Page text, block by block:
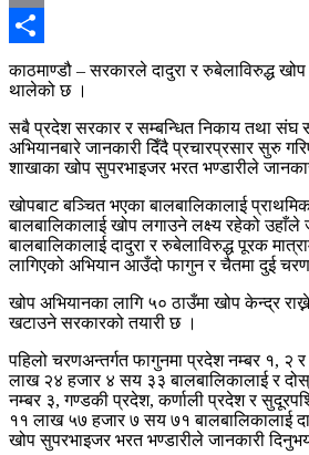
Email
काठमाण्डौ – सरकारले दादुरा र रुबेलाविरुद्ध
थालेको छ ।
सबै प्रदेश सरकार र सम्बन्धित निकाय तथा संघ
अभियानबारे जानकारी दिँदै प्रचारप्रसार सुरु
शाखाका खोप सुपरभाइजर भरत भण्डारीले
खोपबाट बञ्चित भएका बालबालिकालाई
बालबालिकालाई खोप लगाउने लक्ष्य रहेको उहाँले
बालबालिकालाई दादुरा र रुबेलाविरुद्ध पूरक
लागिएको अभियान आउँदो फागुन र चैतमा दुई
खोप अभियानका लागि ५० ठाउँमा खोप केन्द्र
खटाउने सरकारको तयारी छ ।
पहिलो चरणअन्तर्गत फागुनमा प्रदेश नम्बर १, २
लाख २४ हजार ४ सय ३३ बालबालिकालाई र
नम्बर ३, गण्डकी प्रदेश, कर्णाली प्रदेश र
११ लाख ५७ हजार ७ सय ७१ बालबालिकालाई
खोप सुपरभाइजर भरत भण्डारीले जानकारी